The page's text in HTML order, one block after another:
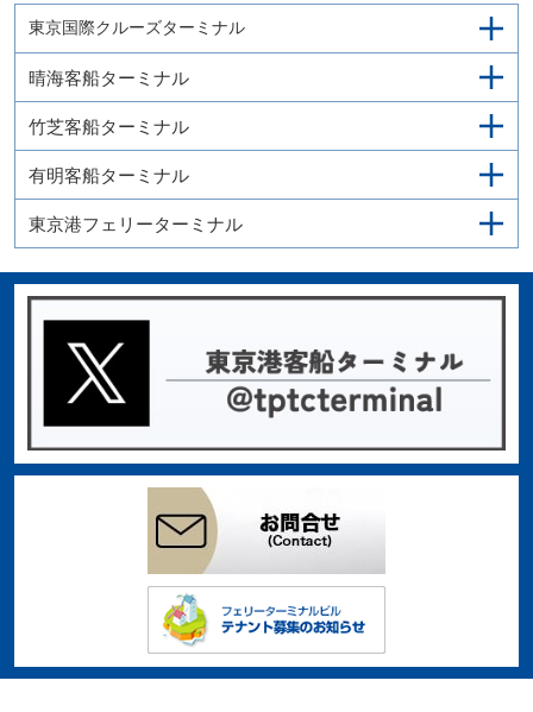
東京国際クルーズターミナル
晴海客船ターミナル
竹芝客船ターミナル
有明客船ターミナル
東京港フェリーターミナル